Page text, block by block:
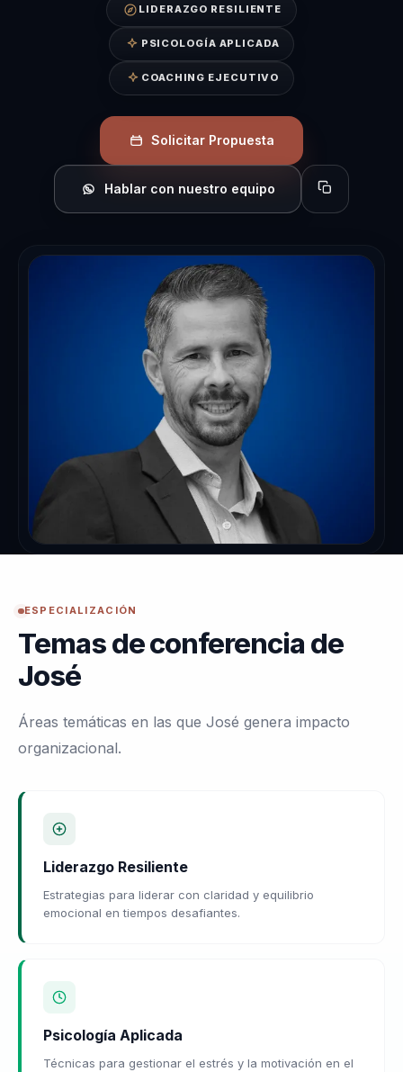
LIDERAZGO RESILIENTE
PSICOLOGÍA APLICADA
COACHING EJECUTIVO
Solicitar Propuesta
Hablar con nuestro equipo Copiar perfil
ESPECIALIZACIÓN
Temas de conferencia de
José
Áreas temáticas en las que José genera impacto
organizacional.
Liderazgo Resiliente
Estrategias para liderar con claridad y equilibrio
emocional en tiempos desafiantes.
Psicología Aplicada
Técnicas para gestionar el estrés y la motivación en el